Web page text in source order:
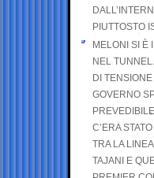
PIUTTOSTO
MELONI SI È
NEL
DI
GOVERNO
C’ERA
TRA LA
TAJANI E